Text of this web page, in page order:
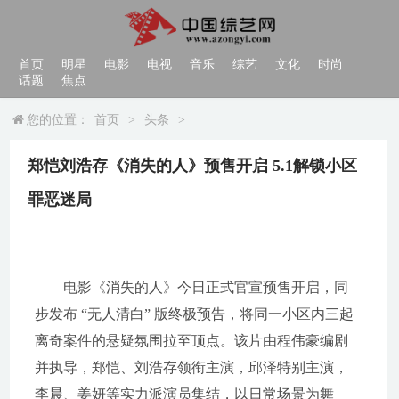
首页 明星 电影 电视 音乐 综艺 文化
时尚
话题
焦点
您的位置： 首页 > 头条 >
郑恺刘浩存《消失的人》预售开启 5.1解锁小区
罪恶迷局
电影《消失的人》今日正式官宣预售开启，同
步发布 “无人清白” 版终极预告，将同一小区内三起
离奇案件的悬疑氛围拉至顶点。该片由程伟豪编剧
并执导，郑恺、刘浩存领衔主演，邱泽特别主演，
李晨、姜妍等实力派演员集结，以日常场景为舞